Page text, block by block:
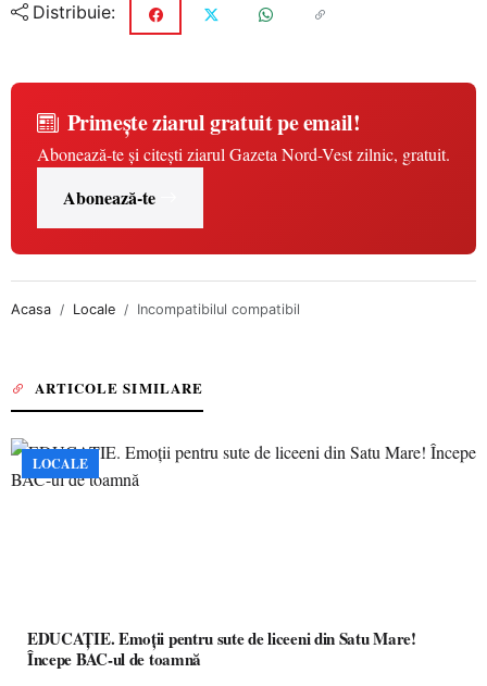
Distribuie:
Primește ziarul gratuit pe email!
Abonează-te și citești ziarul Gazeta Nord-Vest zilnic, gratuit.
Abonează-te
Acasa Locale Incompatibilul compatibil
ARTICOLE SIMILARE
LOCALE
EDUCAȚIE. Emoții pentru sute de liceeni din Satu Mare!
Începe BAC-ul de toamnă